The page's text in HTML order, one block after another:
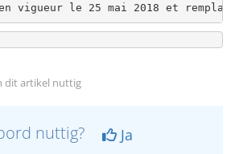
vigueur le 25 mai 2018 et
dit artikel nuttig
nuttig?
Ja